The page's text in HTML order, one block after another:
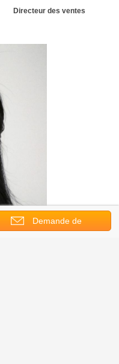
Directeur des ventes
Demande de